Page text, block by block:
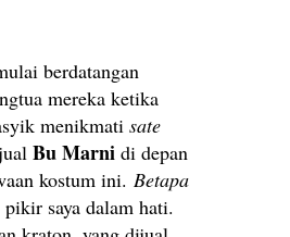
berdatangan
mereka ketika
menikmati sate
Bu Marni di depan
kostum ini. Betapa
pikir saya dalam hati.